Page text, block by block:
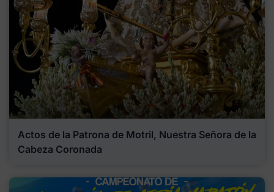
Actos de la Patrona de Motril, Nuestra Señora de la
Cabeza Coronada